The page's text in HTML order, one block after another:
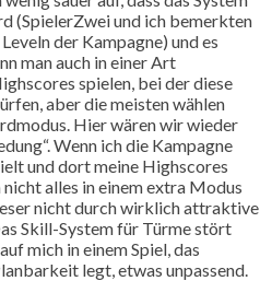
(SpielerZwei und ich bemerkten
der Kampagne) und es
man auch in einer Art
spielen, bei der diese
aber die meisten wählen
Hier wären wir wieder
Wenn ich die Kampagne
und dort meine Highscores
alles in einem extra Modus
nicht durch wirklich attraktive
Skill-System für Türme stört
mich in einem Spiel, das
legt, etwas unpassend.